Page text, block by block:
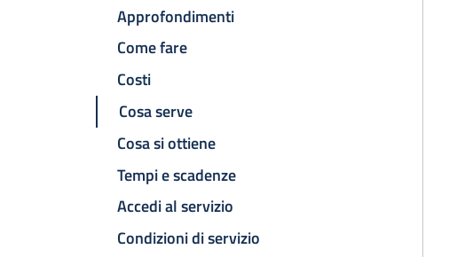
Approfondimenti
Come fare
Costi
Cosa serve
Cosa si ottiene
Tempi e scadenze
Accedi al servizio
Condizioni di servizio